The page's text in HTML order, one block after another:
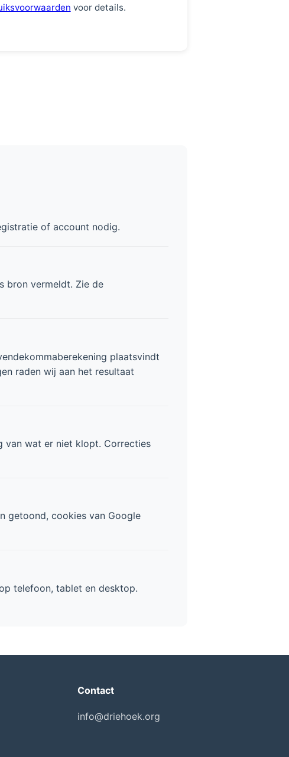
voor details.
of account nodig.
bron vermeldt. Zie de
plaatsvindt
raden wij aan het resultaat
van wat er niet klopt. Correcties
getoond, cookies van Google
telefoon, tablet en desktop.
Contact
info@driehoek.org